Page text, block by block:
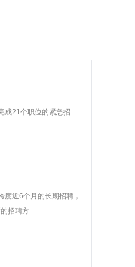
成21个职位的紧急招
度近6个月的长期招聘，
招聘方...